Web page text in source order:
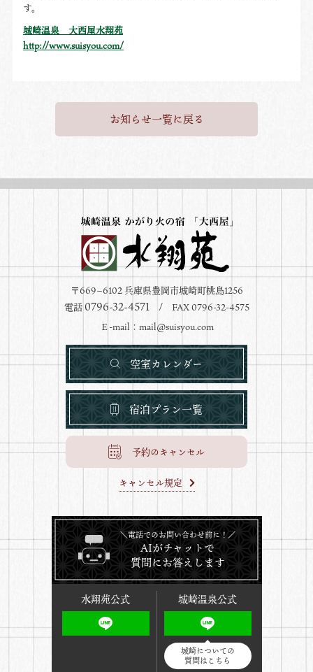
す。
城崎温泉 大西屋水翔苑
http://www.suisyou.com/
お知らせ一覧に戻る
〒669−6102 兵庫県豊岡市城崎町桃島1256
電話 0796-32-4571/ FAX 0796-32-4575
Ｅ-mail： mail@suisyou.com
空室カレンダー
宿泊プラン一覧
予約のキャンセル
キャンセル規定
＼電話でのお問い合わせ前に！／
AIがチャットで
質問にお答えします
水翔苑公式 城崎温泉公式
城崎についての
質問はこちら